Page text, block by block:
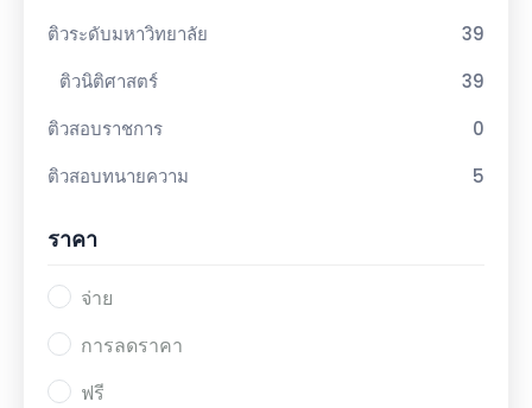
ติวระดับมหาวิทยาลัย
39
ติวนิติศาสตร์
39
ติวสอบราชการ
0
ติวสอบทนายความ
5
ราคา
จ่าย
การลดราคา
ฟรี